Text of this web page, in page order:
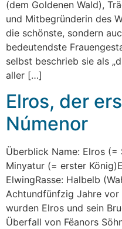
(dem Goldenen Wald),
und Mitbegründerin des
die schönste, sondern
bedeutendste
selbst beschrieb sie als
aller […]
Elros, der
Númenor
Überblick Name: Elros (=
Minyatur (= erster
ElwingRasse: Halbelb
Achtundfünfzig Jahre vor
wurden Elros und sein
Überfall von Fëanors